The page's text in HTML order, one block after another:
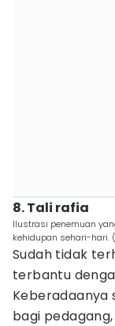
8. Tali rafia
Ilustrasi penemuan
kehidupan sehari-hari.
Sudah tidak
terbantu
Keberadaanya
bagi